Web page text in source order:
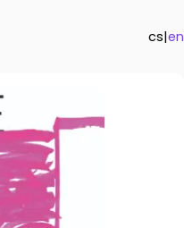
cs|en